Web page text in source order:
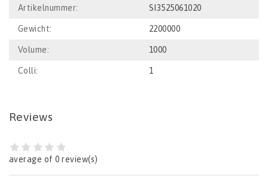
Artikelnummer: SI3525061020
Gewicht: 2200000
Volume: 1000
Colli: 1
Reviews
average of 0 review(s)